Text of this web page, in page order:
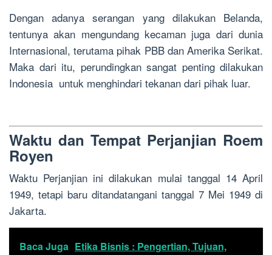
Dengan adanya serangan yang dilakukan Belanda,
tentunya akan mengundang kecaman juga dari dunia
Internasional, terutama pihak PBB dan Amerika Serikat.
Maka dari itu, perundingkan sangat penting dilakukan
Indonesia untuk menghindari tekanan dari pihak luar.
Waktu dan Tempat Perjanjian Roem
Royen
Waktu Perjanjian ini dilakukan mulai tanggal 14 April
1949, tetapi baru ditandatangani tanggal 7 Mei 1949 di
Jakarta.
Baca Juga Etika Bisnis : Pengertian, Tujuan,